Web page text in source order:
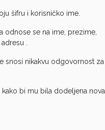
šifru i korisničko ime.
se na ime, prezime,
.
snosi nikakvu odgovornost za
bi mu bila dodeljena nova,